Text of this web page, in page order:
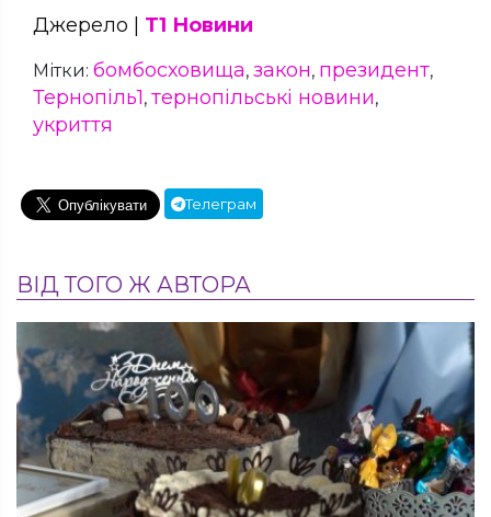
Джерело | Т1 Новини
Мітки: бомбосховища, закон, президент,
Тернопіль1, тернопільські новини,
укриття
Телеграм
ВІД ТОГО Ж АВТОРА